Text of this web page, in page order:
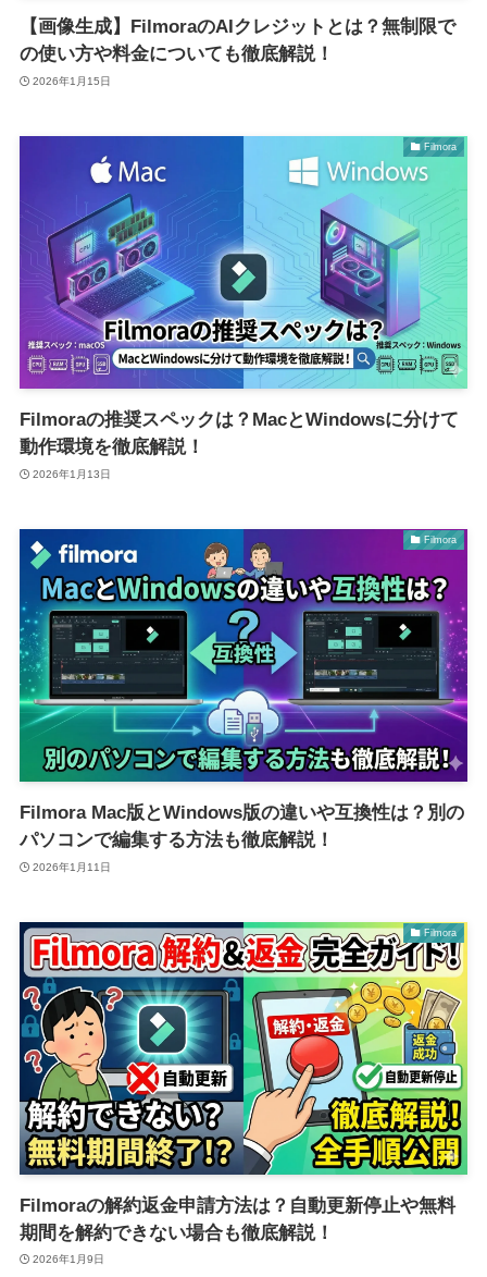
【画像生成】FilmoraのAIクレジットとは？無制限で
の使い方や料金についても徹底解説！
2026年1月15日
Filmora
Filmoraの推奨スペックは？MacとWindowsに分けて
動作環境を徹底解説！
2026年1月13日
Filmora
Filmora Mac版とWindows版の違いや互換性は？別の
パソコンで編集する方法も徹底解説！
2026年1月11日
Filmora
Filmoraの解約返金申請方法は？自動更新停止や無料
期間を解約できない場合も徹底解説！
2026年1月9日